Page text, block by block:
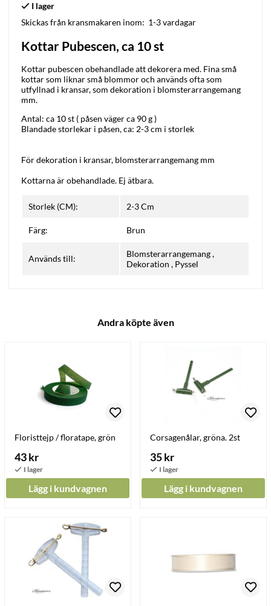
Skickas från kransmakaren inom: 1-3 vardagar
Kottar Pubescen, ca 10 st
Kottar pubescen obehandlade att dekorera med. Fina små
kottar som liknar små blommor och används ofta som
utfyllnad i kransar, som dekoration i blomsterarrangemang
mm.
Antal: ca 10 st ( påsen väger ca 90 g )
Blandade storlekar i påsen, ca: 2-3 cm i storlek
För dekoration i kransar, blomsterarrangemang mm
Kottarna är obehandlade. Ej ätbara.
Storlek (CM): 2-3 Cm
Färg: Brun
Används till: Blomsterarrangemang,
Dekoration , Pyssel
Andra köpte även
Floristtejp / floratape, grön
43 kr
Lägg i kundvagnen
Corsagenålar, gröna. 2st
35 kr
Lägg i kundvagnen